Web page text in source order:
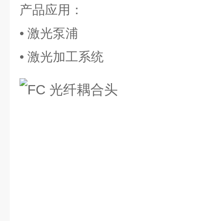
产品应用：
• 激光泵浦
• 激光加工系统